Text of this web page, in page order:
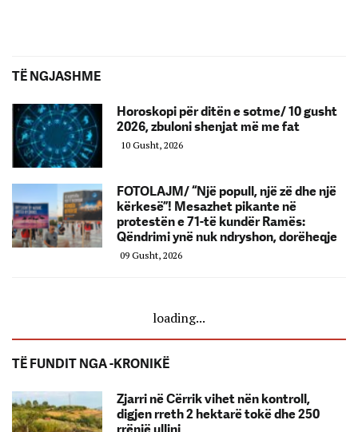
TË NGJASHME
Horoskopi për ditën e sotme/ 10 gusht
2026, zbuloni shenjat më me fat
10 Gusht, 2026
FOTOLAJM/ “Një popull, një zë dhe një
kërkesë”! Mesazhet pikante në
protestën e 71-të kundër Ramës:
Qëndrimi ynë nuk ndryshon, dorëheqje
09 Gusht, 2026
loading...
TË FUNDIT NGA -KRONIKË
Zjarri në Cërrik vihet nën kontroll,
digjen rreth 2 hektarë tokë dhe 250